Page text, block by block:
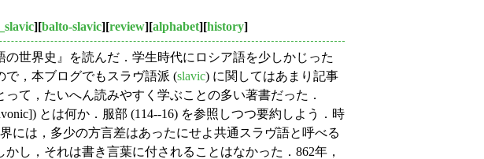
][balto-slavic][review][alphabet][history]
世界史』を読んだ．学生時代にロシア語を少しかじった
，本ブログでもスラヴ語派 (slavic) に関してはあまり記事
て，たいへん読みやすく学ぶことの多い著書だった．
とは何か．服部 (114--16) を参照しつつ要約しよう．時
には，多少の方言差はあったにせよ共通スラヴ語と呼べる
し，それは書き言葉に付されることはなかった．862年，